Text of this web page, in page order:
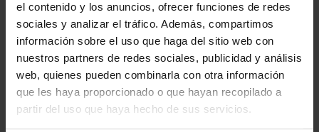
el contenido y los anuncios, ofrecer funciones de redes
sociales y analizar el tráfico. Además, compartimos
información sobre el uso que haga del sitio web con
nuestros partners de redes sociales, publicidad y análisis
web, quienes pueden combinarla con otra información
que les haya proporcionado o que hayan recopilado a
partir del uso que haya hecho de sus servicios.